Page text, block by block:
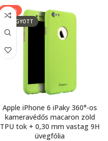
-15%
ELFOGYOTT
Apple iPhone 6 iPaky 360°-os
kameravédős macaron zöld
TPU tok + 0,30 mm vastag 9H
üvegfólia